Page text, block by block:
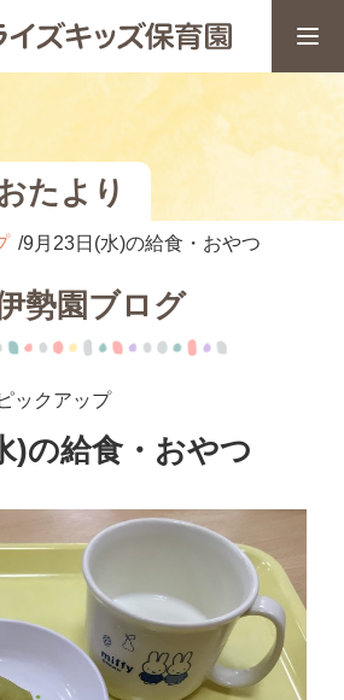
たより
9月23日(水)の給食・おやつ
勢園ブログ
ックアップ
)の給食・おやつ